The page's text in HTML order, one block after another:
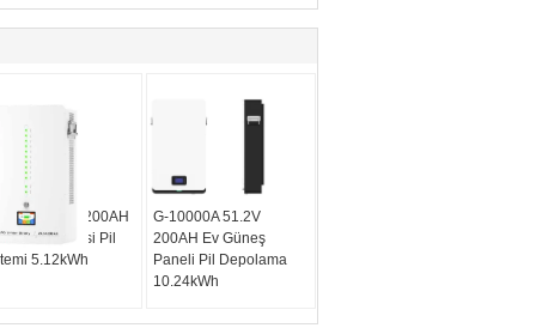
25.6V 200AH
Enerjisi Pil
5.12kWh
G-10000A 51.2V
200AH Ev Güneş
Paneli Pil Depolama
10.24kWh